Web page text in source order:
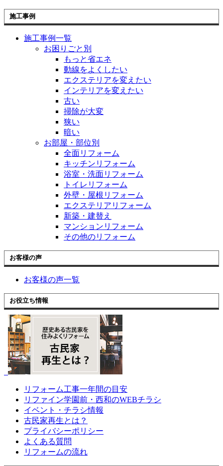
施工事例
施工事例一覧
お困りごと別
もっと省エネ
動線をよくしたい
エクステリアを変えたい
インテリアを変えたい
古い
掃除が大変
狭い
暗い
お部屋・部位別
全面リフォーム
キッチンリフォーム
浴室・洗面リフォーム
トイレリフォーム
外壁・屋根リフォーム
エクステリアリフォーム
新築・建替え
マンションリフォーム
その他のリフォーム
お客様の声
お客様の声一覧
お役立ち情報
リフォーム工事一年間の目安
リファイン学園前・西和のWEBチラシ
イベント・チラシ情報
古民家再生とは？
プライバシーポリシー
よくある質問
リフォームの流れ